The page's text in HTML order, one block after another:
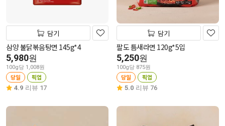
담기
삼양 불닭볶음탕면 145g*4
5,980원
100g당 1,008원
당일 픽업
4.9 리뷰 17
담기
팔도 틈새라면 120g*5입
5,250원
100g당 875원
당일 픽업
5.0 리뷰 76